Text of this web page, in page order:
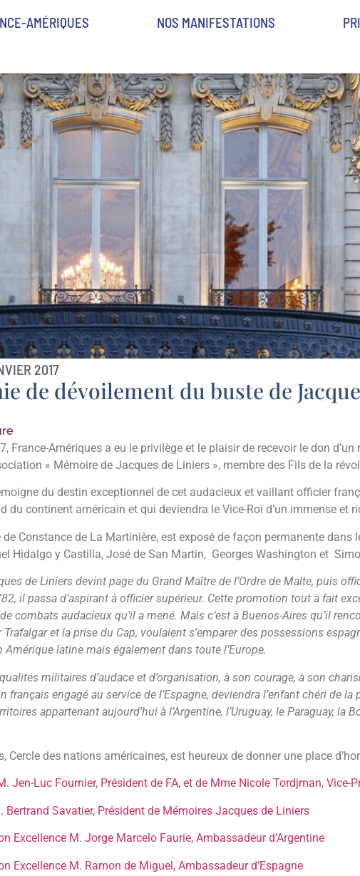
AMÉRIQUES NOS MANIFESTATIONS
2017
de dévoilement du buste de
France-Amériques a eu le privilège et le plaisir de recevoir le don
« Mémoire de Jacques de Liniers », membre des Fils de la
du destin exceptionnel de cet audacieux et vaillant officier
du continent américain et qui deviendra le Vice-Roi d’un immense et
Constance de La Martinière, est exposé de façon permanente dans
Hidalgo y Castilla, José de San Martin, Georges Washington et
de Liniers devint page du Grand Maître de l’Ordre de Malte, puis
il passa d’aspirant à officier supérieur. Cette promotion tout à fait
combats audacieux qu’il a mené. Mais c’est à Buenos-Aires qu’il
Trafalgar et la prise du Cap, voulaient s’emparer des possessions
latine mais également dans toute l’Europe.
qualités militaires d’audace et d’organisation, à son courage, à son
français engagé au service de l’Espagne, deviendra l’enfant chéri de
appartenant aujourd’hui à l’Argentine, l’Uruguay, le Paraguay,
Cercle des nations américaines, est heureux de donner une place
Jen-Luc Fournier, Président de FA, et de Mme Nicole Tordjman, Vice-
Bertrand Savatier, Président de Mémoires Jacques de Liniers
Excellence M. Jorge Marcelo Faurie, Ambassadeur d’Argentine
Excellence M. Ramon de Miguel, Ambassadeur d’Espagne